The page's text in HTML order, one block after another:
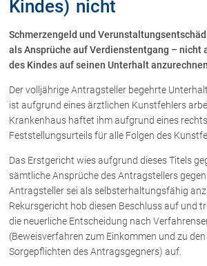
Prozessführung und
Skiunfälle in Österreich
Über uns
Kanzleiteam
Netzwerk
Die Österreichischen Rechtsanwälte
Anwälte
Dr. Stefan Müller
Kindes) nicht
Schmerzengeld und
als Ansprüche auf Verdienstentgang – nicht
des Kindes auf seinen Unterhalt
Der volljährige Antragsteller begehrte
ist aufgrund eines ärztlichen Kunstfehlers
Krankenhaus haftet ihm aufgrund eines
Feststellungsurteils für alle Folgen des
Das Erstgericht wies aufgrund dieses Titels
sämtliche Ansprüche des Antragstellers
Antragsteller sei als selbsterhaltungsfähig
Rekursgericht hob diesen Beschluss auf und
die neuerliche Entscheidung nach
(Beweisverfahren zum Einkommen und zu
Sorgepflichten des Antragsgegners) auf.